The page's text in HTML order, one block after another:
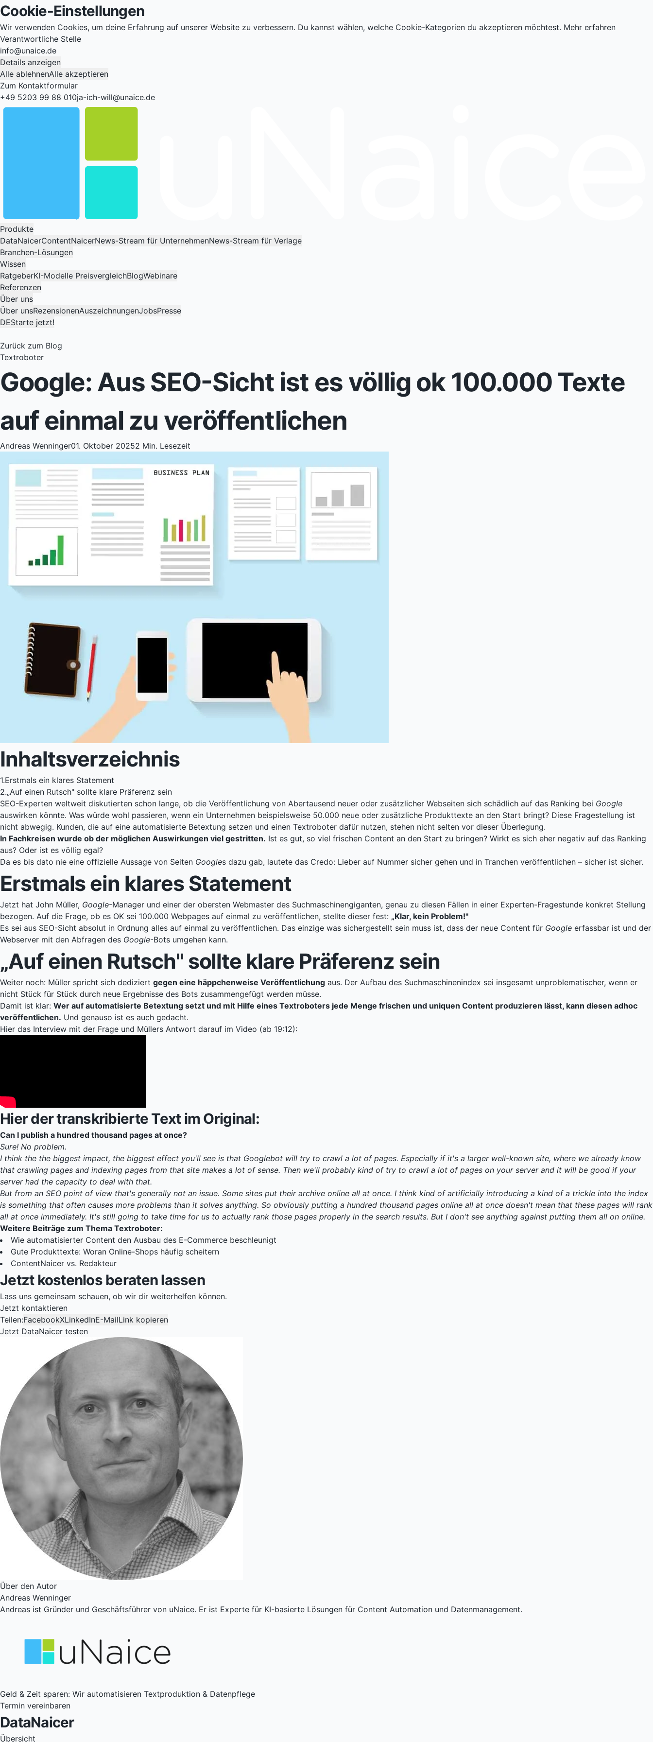
Cookie-Einstellungen
Wir verwenden Cookies, um deine Erfahrung auf unserer Website zu verbessern. Du kannst wählen, welche Cookie-Kategorien du akzeptieren möchtest. Mehr erfahren
Verantwortliche Stelle
info@unaice.de
Details anzeigen
Alle ablehnenAlle akzeptieren
Zum Kontaktformular
+49 5203 99 88 010ja-ich-will@unaice.de
Produkte
DataNaicerContentNaicerNews-Stream für UnternehmenNews-Stream für Verlage
Branchen-Lösungen
Wissen
RatgeberKI-Modelle PreisvergleichBlogWebinare
Referenzen
Über uns
Über unsRezensionenAuszeichnungenJobsPresse
DEStarte jetzt!
Zurück zum Blog
Textroboter
Google: Aus SEO-Sicht ist es völlig ok 100.000 Texte
auf einmal zu veröffentlichen
Andreas Wenninger01. Oktober 20252 Min. Lesezeit
Inhaltsverzeichnis
1.Erstmals ein klares Statement
2.„Auf einen Rutsch" sollte klare Präferenz sein
SEO-Experten weltweit diskutierten schon lange, ob die Veröffentlichung von Abertausend neuer oder zusätzlicher Webseiten sich schädlich auf das Ranking bei Google
auswirken könnte. Was würde wohl passieren, wenn ein Unternehmen beispielsweise 50.000 neue oder zusätzliche Produkttexte an den Start bringt? Diese Fragestellung ist
nicht abwegig. Kunden, die auf eine automatisierte Betextung setzen und einen Textroboter dafür nutzen, stehen nicht selten vor dieser Überlegung.
In Fachkreisen wurde ob der möglichen Auswirkungen viel gestritten. Ist es gut, so viel frischen Content an den Start zu bringen? Wirkt es sich eher negativ auf das Ranking
aus? Oder ist es völlig egal?
Da es bis dato nie eine offizielle Aussage von Seiten Googles dazu gab, lautete das Credo: Lieber auf Nummer sicher gehen und in Tranchen veröffentlichen – sicher ist sicher.
Erstmals ein klares Statement
Jetzt hat John Müller, Google-Manager und einer der obersten Webmaster des Suchmaschinengiganten, genau zu diesen Fällen in einer Experten-Fragestunde konkret Stellung
bezogen. Auf die Frage, ob es OK sei 100.000 Webpages auf einmal zu veröffentlichen, stellte dieser fest: „Klar, kein Problem!"
Es sei aus SEO-Sicht absolut in Ordnung alles auf einmal zu veröffentlichen. Das einzige was sichergestellt sein muss ist, dass der neue Content für Google erfassbar ist und der
Webserver mit den Abfragen des Google-Bots umgehen kann.
„Auf einen Rutsch" sollte klare Präferenz sein
Weiter noch: Müller spricht sich dediziert gegen eine häppchenweise Veröffentlichung aus. Der Aufbau des Suchmaschinenindex sei insgesamt unproblematischer, wenn er
nicht Stück für Stück durch neue Ergebnisse des Bots zusammengefügt werden müsse.
Damit ist klar: Wer auf automatisierte Betextung setzt und mit Hilfe eines Textroboters jede Menge frischen und uniquen Content produzieren lässt, kann diesen adhoc
veröffentlichen. Und genauso ist es auch gedacht.
Hier das Interview mit der Frage und Müllers Antwort darauf im Video (ab 19:12):
Hier der transkribierte Text im Original:
Can I publish a hundred thousand pages at once?
Sure! No problem.
I think the the biggest impact, the biggest effect you'll see is that Googlebot will try to crawl a lot of pages. Especially if it's a larger well-known site, where we already know
that crawling pages and indexing pages from that site makes a lot of sense. Then we'll probably kind of try to crawl a lot of pages on your server and it will be good if your
server had the capacity to deal with that.
But from an SEO point of view that's generally not an issue. Some sites put their archive online all at once. I think kind of artificially introducing a kind of a trickle into the index
is something that often causes more problems than it solves anything. So obviously putting a hundred thousand pages online all at once doesn't mean that these pages will rank
all at once immediately. It's still going to take time for us to actually rank those pages properly in the search results. But I don't see anything against putting them all on online.
Weitere Beiträge zum Thema Textroboter:
Wie automatisierter Content den Ausbau des E-Commerce beschleunigt
Gute Produkttexte: Woran Online-Shops häufig scheitern
ContentNaicer vs. Redakteur
Jetzt kostenlos beraten lassen
Lass uns gemeinsam schauen, ob wir dir weiterhelfen können.
Jetzt kontaktieren
Teilen:FacebookXLinkedInE-MailLink kopieren
Jetzt DataNaicer testen
Über den Autor
Andreas Wenninger
Andreas ist Gründer und Geschäftsführer von uNaice. Er ist Experte für KI-basierte Lösungen für Content Automation und Datenmanagement.
Geld & Zeit sparen: Wir auto­matisieren Text­produktion & Daten­pflege
Termin vereinbaren
DataNaicer
Übersicht